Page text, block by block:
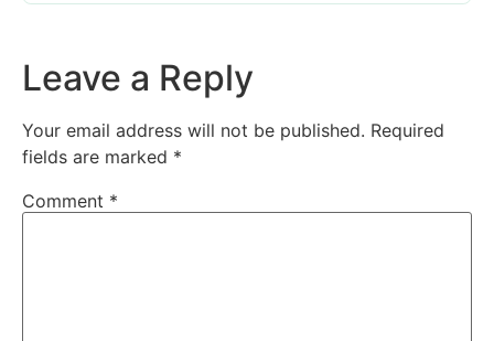
Leave a Reply
Your email address will not be published. Required
fields are marked *
Comment *